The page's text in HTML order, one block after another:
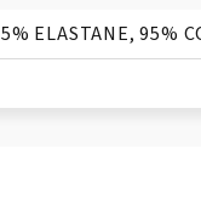
5% ELASTANE, 95%